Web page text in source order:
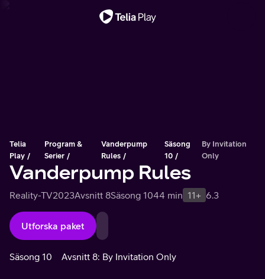
Telia
Play
Program &
Serier
Vanderpump
Rules
Säsong
10
By Invitation
Only
Vanderpump Rules
Reality-TV2023Avsnitt 8Säsong 1044 min 11+ 6.3
Utforska paket
Säsong 10 Avsnitt 8: By Invitation Only